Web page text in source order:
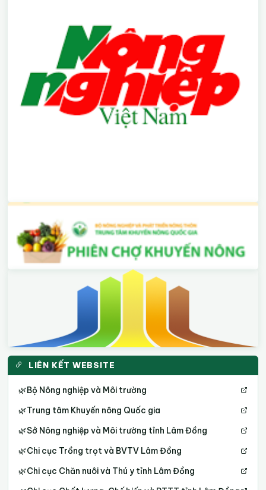
LIÊN KẾT WEBSITE
🌿Bộ Nông nghiệp và Môi trường
🌿Trung tâm Khuyến nông Quốc gia
🌿Sở Nông nghiệp và Môi trường tỉnh Lâm Đồng
🌿Chi cục Trồng trọt và BVTV Lâm Đồng
🌿Chi cục Chăn nuôi và Thú y tỉnh Lâm Đồng